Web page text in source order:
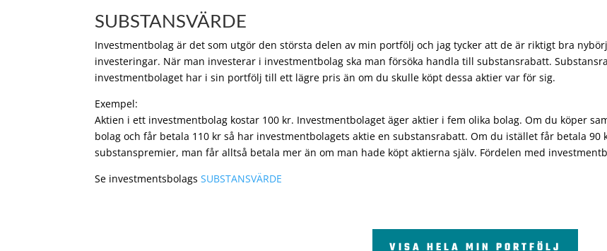
SUBSTANSVÄRDE
Investmentbolag är det som utgör den största delen av min portfölj och jag tycker att de är riktigt bra
investeringar. När man investerar i investmentbolag ska man försöka handla till substansrabatt.
investmentbolaget har i sin portfölj till ett lägre pris än om du skulle köpt dessa aktier var för sig.
Exempel:
Aktien i ett investmentbolag kostar 100 kr. Investmentbolaget äger aktier i fem olika bolag. Om du köper
bolag och får betala 110 kr så har investmentbolagets aktie en substansrabatt. Om du istället får betala
substanspremier, man får alltså betala mer än om man hade köpt aktierna själv. Fördelen med
Se investmentsbolagsSUBSTANSVÄRDE
VISA HELA MIN PORTFÖLJ